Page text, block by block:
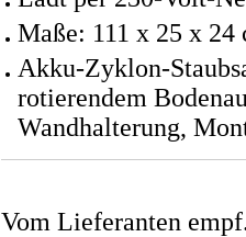
Maße: 111 x 25 x
Akku-Zyklon-
rotierendem
Wandhalterung,
Vom Lieferanten